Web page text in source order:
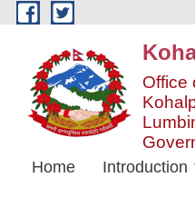
Skip to main content
Office
Home Introduction